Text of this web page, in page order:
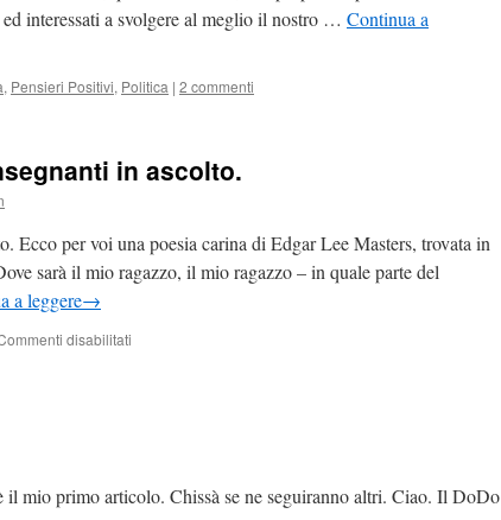
interessati a svolgere al meglio il nostro … Continua a
, Pensieri Positivi, Politica | 2 commenti
in ascolto.
Ecco per voi una poesia carina di Edgar Lee Masters, trovata in
sarà il mio ragazzo, il mio ragazzo – in quale parte del
a leggere→
disabilitati
ascolto.
il mio primo articolo. Chissà se ne seguiranno altri. Ciao. Il DoDo